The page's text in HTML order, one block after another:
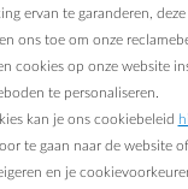
ervan te garanderen,
ons toe om onze
cookies op onze website
te personaliseren.
kan je ons cookiebeleid
te gaan naar de website
en je